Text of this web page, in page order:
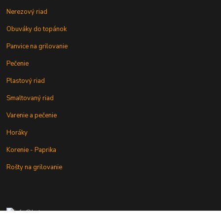
Nerezový riad
Obuváky do topánok
Panvice na grilovanie
Pečenie
Plastový riad
Smaltovaný riad
Varenie a pečenie
Horáky
Korenie - Paprika
Rošty na grilovanie
+421 902 212 007